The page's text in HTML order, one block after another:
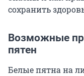
сохранить
Возможные
пятен
Белые пятна на